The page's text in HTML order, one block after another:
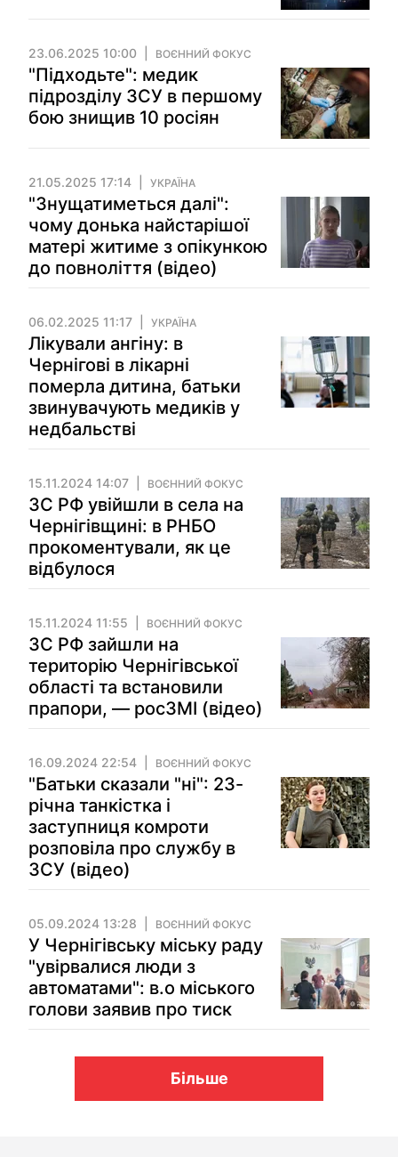
23.06.2025 10:00 ВОЄННИЙ ФОКУС
"Підходьте": медик
підрозділу ЗСУ в першому
бою знищив 10 росіян
21.05.2025 17:14 УКРАЇНА
"Знущатиметься далі":
чому донька найстарішої
матері житиме з опікункою
до повноліття (відео)
06.02.2025 11:17 УКРАЇНА
Лікували ангіну: в
Чернігові в лікарні
померла дитина, батьки
звинувачують медиків у
недбальстві
15.11.2024 14:07 ВОЄННИЙ ФОКУС
ЗС РФ увійшли в села на
Чернігівщині: в РНБО
прокоментували, як це
відбулося
15.11.2024 11:55 ВОЄННИЙ ФОКУС
ЗС РФ зайшли на
територію Чернігівської
області та встановили
прапори, — росЗМІ (відео)
16.09.2024 22:54 ВОЄННИЙ ФОКУС
"Батьки сказали "ні": 23-
річна танкістка і
заступниця комроти
розповіла про службу в
ЗСУ (відео)
05.09.2024 13:28 ВОЄННИЙ ФОКУС
У Чернігівську міську раду
"увірвалися люди з
автоматами": в.о міського
голови заявив про тиск
Більше